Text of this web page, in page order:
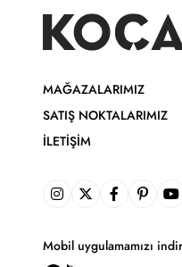
MAĞAZALARIMIZ
SATIŞ NOKTALARIMIZ
İLETIŞIM
Mobil uygulamamızı